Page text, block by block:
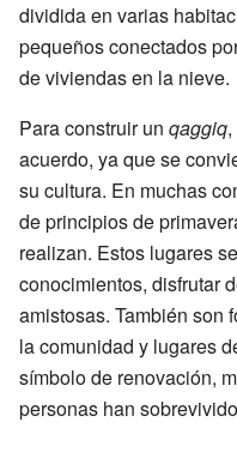
dividida en varias
pequeños conectados
de viviendas en la nieve.
Para construir un qaggiq
acuerdo, ya que se
su cultura. En muchas
de principios de
realizan. Estos lugares
conocimientos, disfrutar
amistosas. También son
la comunidad y lugares
símbolo de renovación,
personas han